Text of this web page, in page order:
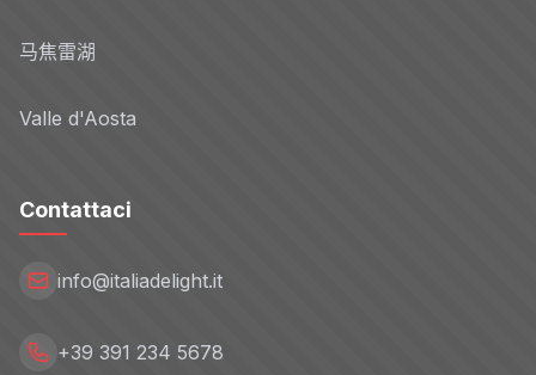
马焦雷湖
Valle d'Aosta
Contattaci
info@italiadelight.it
+39 391 234 5678